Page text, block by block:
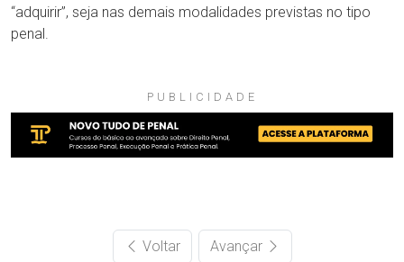
“adquirir”, seja nas demais modalidades previstas no tipo
penal.
PUBLICIDADE
Voltar Avançar